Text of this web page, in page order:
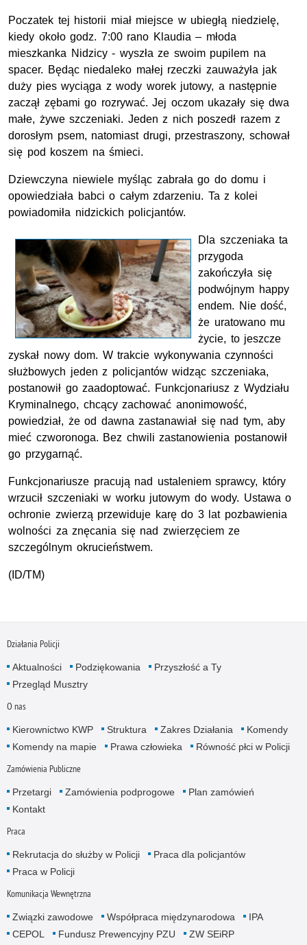
Poczatek tej historii miał miejsce w ubiegłą niedzielę,
kiedy około godz. 7:00 rano Klaudia – młoda
mieszkanka Nidzicy - wyszła ze swoim pupilem na
spacer. Będąc niedaleko małej rzeczki zauważyła jak
duży pies wyciąga z wody worek jutowy, a następnie
zaczął zębami go rozrywać. Jej oczom ukazały się dwa
małe, żywe szczeniaki. Jeden z nich poszedł razem z
dorosłym psem, natomiast drugi, przestraszony, schował
się pod koszem na śmieci.
Dziewczyna niewiele myśląc zabrała go do domu i
opowiedziała babci o całym zdarzeniu. Ta z kolei
powiadomiła nidzickich policjantów.
Dla szczeniaka ta
przygoda
zakończyła się
podwójnym happy
endem. Nie dość,
że uratowano mu
życie, to jeszcze
zyskał nowy dom. W trakcie wykonywania czynności
służbowych jeden z policjantów widząc szczeniaka,
postanowił go zaadoptować. Funkcjonariusz z Wydziału
Kryminalnego, chcący zachować anonimowość,
powiedział, że od dawna zastanawiał się nad tym, aby
mieć czworonoga. Bez chwili zastanowienia postanowił
go przygarnąć.
Funkcjonariusze pracują nad ustaleniem sprawcy, który
wrzucił szczeniaki w worku jutowym do wody. Ustawa o
ochronie zwierzą przewiduje karę do 3 lat pozbawienia
wolności za znęcania się nad zwierzęciem ze
szczególnym okrucieństwem.
(ID/TM)
Działania Policji
Aktualności Podziękowania
Przyszłość a Ty
Przegląd Musztry
O nas
Kierownictwo KWP Struktura Zakres Działania
Komendy
Komendy na mapie
Prawa człowieka Równość płci w Policji
Zamówienia Publiczne
Przetargi Zamówienia podprogowe
Plan zamówień
Kontakt
Praca
Rekrutacja do służby w Policji
Praca dla policjantów
Praca w Policji
Komunikacja Wewnętrzna
Związki zawodowe Współpraca międzynarodowa
IPA
CEPOL
Fundusz Prewencyjny PZU
ZW SEiRP